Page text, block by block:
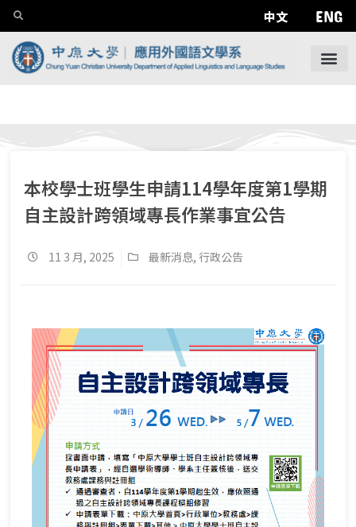
中文 ENG
本校學士班學生申請114學年度第1學期
自主設計跨領域專長作業事宜公告
11 3 月, 2025 最新消息, 行政公告